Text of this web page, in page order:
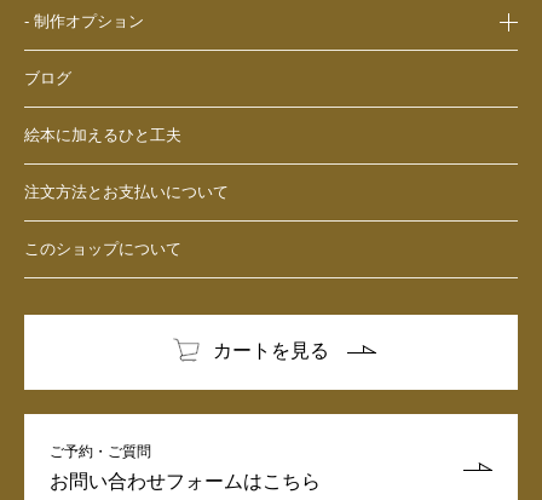
- 敬老の日のプレゼントの絵本
- 中学生、高校生、大学生へのクリスマスプレゼントの絵本
- 男性、彼氏、夫、男友達へのクリスマスプレゼントの絵本
- 女性、彼女、妻、女友達へのクリスマスプレゼントの絵本
- 制作オプション
ブログ
絵本に加えるひと工夫
注文方法とお支払いについて
このショップについて
カートを見る
ご予約・ご質問
お問い合わせフォームはこちら